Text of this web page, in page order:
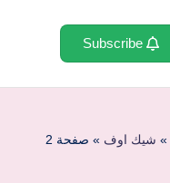
» شيك اوف » صفحة 2